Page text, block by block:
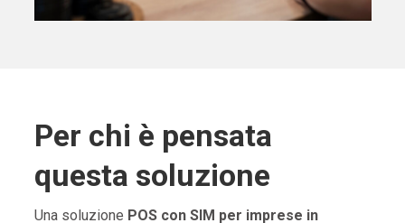
Per chi è pensata
questa soluzione
Una soluzione POS con SIM per imprese in